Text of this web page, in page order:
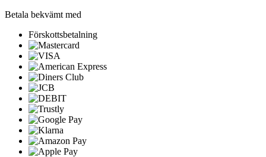
Betala bekvämt med
Förskottsbetalning